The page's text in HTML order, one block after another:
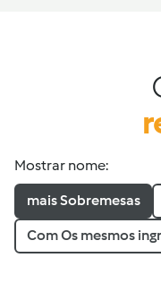
Mostrar nome:
mais Sobremesas
Com Os mesmos